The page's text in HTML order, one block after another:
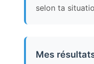
selon ta
Mes